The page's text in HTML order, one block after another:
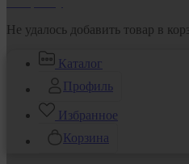
Не удалось добавить товар в
Каталог
Профиль
Избранное
Корзина